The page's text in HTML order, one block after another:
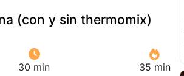
(con y sin thermomix)
30 min 35 min